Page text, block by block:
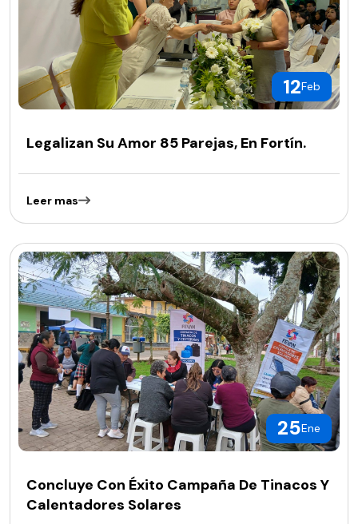
12Feb
Legalizan Su Amor 85 Parejas, En Fortín.
Leer mas
25Ene
Concluye Con Éxito Campaña De Tinacos Y
Calentadores Solares